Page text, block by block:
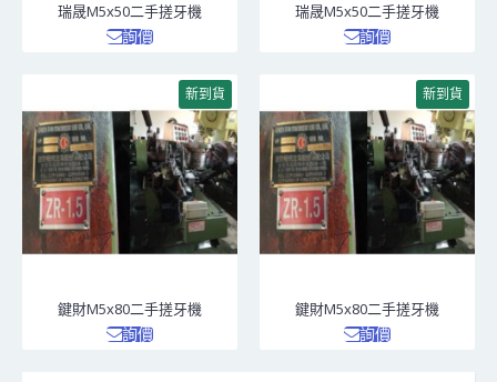
瑞晟M5x50二手搓牙機
詢價
瑞晟M5x50二手搓牙機
詢價
新到貨
鍵財M5x80二手搓牙機
詢價
新到貨
鍵財M5x80二手搓牙機
詢價